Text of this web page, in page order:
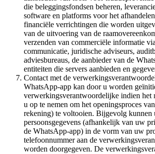
die beleggingsfondsen beheren,
software en platforms voor het
financiële verrichtingen die worden
van de uitvoering van de
verzenden van commerciële informatie
communicatie, juridische adviseurs,
adviesbureaus, de aanbieder van de
entiteiten die servers aanbieden en
Contact met de
WhatsApp-app kan door u worden
verwerkingsverantwoordelijke indien het
u op te nemen om het openingsproces
rekening) te voltooien. Bijgevolg kunnen
persoonsgegevens (afhankelijk van uw
de WhatsApp-app) in de vorm van uw
telefoonnummer aan de
worden doorgegeven. De